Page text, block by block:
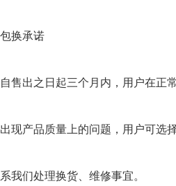
包换承诺
自售出之日起三个月内，用户在正
出现产品质量上的问题，用户可选
系我们处理换货、维修事宜。